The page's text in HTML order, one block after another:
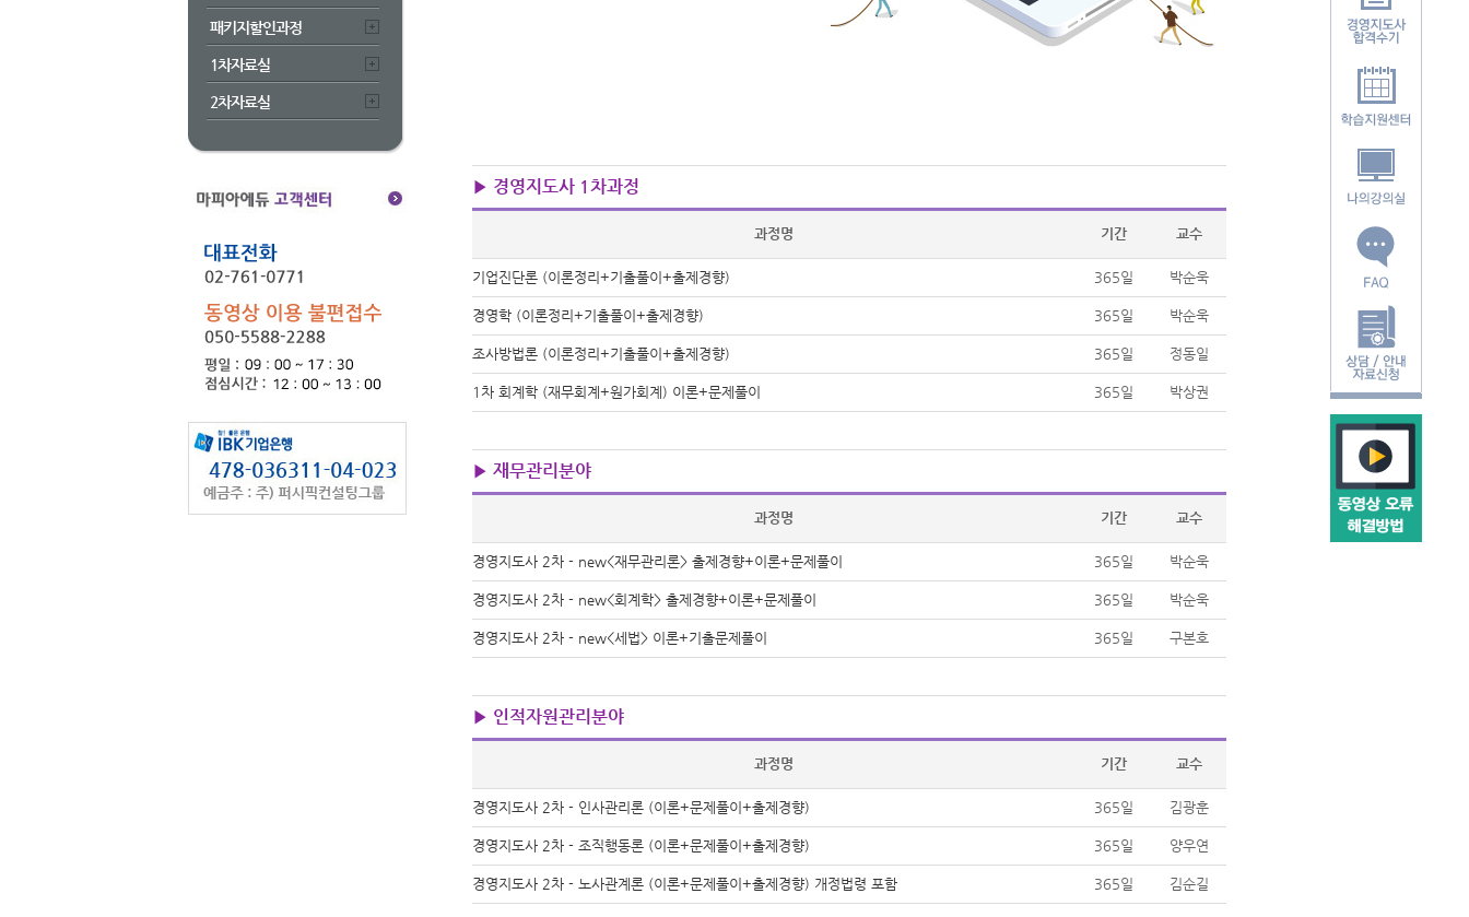
패키지할인과정
1차자료실
2차자료실
▶ 경영지도사 1차과정
과정명 기간 교수
기업진단론 (이론정리+기출풀이+출제경향) 365일 박순욱
경영학 (이론정리+기출풀이+출제경향) 365일 박순욱
조사방법론 (이론정리+기출풀이+출제경향) 365일 정동일
1차 회계학 (재무회계+원가회계) 이론+문제풀이 365일 박상권
▶ 재무관리분야
과정명 기간 교수
경영지도사 2차 - new<재무관리론> 출제경향+이론+문제풀이 365일 박순욱
경영지도사 2차 - new<회계학> 출제경향+이론+문제풀이 365일 박순욱
경영지도사 2차 - new<세법> 이론+기출문제풀이 365일 구본호
▶ 인적자원관리분야
과정명 기간 교수
경영지도사 2차 - 인사관리론 (이론+문제풀이+출제경향) 365일 김광훈
경영지도사 2차 - 조직행동론 (이론+문제풀이+출제경향) 365일 양우연
경영지도사 2차 - 노사관계론 (이론+문제풀이+출제경향) 개정법령 포함 365일 김순길